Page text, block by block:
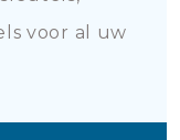
voor al uw